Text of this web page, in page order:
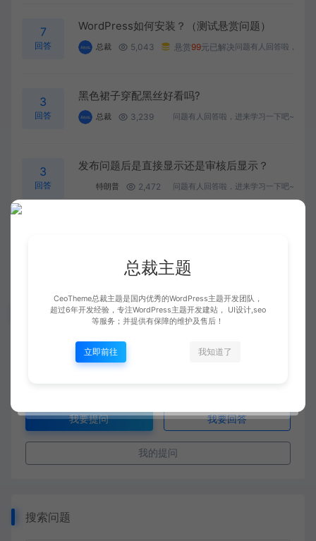
7
回答
WordPress如何安装？（测试悬赏问题）
总裁 5,043 悬赏99元已解决 问题有人回答啦，进来
3
回答
黑色裙子穿配黑丝好看吗?
总裁 3,239 问题有人回答啦，进来学习一下吧~
3
回答
发布问题后是直接显示还是审核后显示？
特朗普 2,472 问题有人回答啦，进来学习一下吧~
数据统计
10
个问题
13
我要提问 我要回答
我的提问
搜索问题
总裁主题
CeoTheme总裁主题是国内优秀的WordPress主题开发团队，
超过6年开发经验，专注WordPress主题开发建站， UI设计,seo
等服务；并提供有保障的维护及售后！
立即前往 我知道了